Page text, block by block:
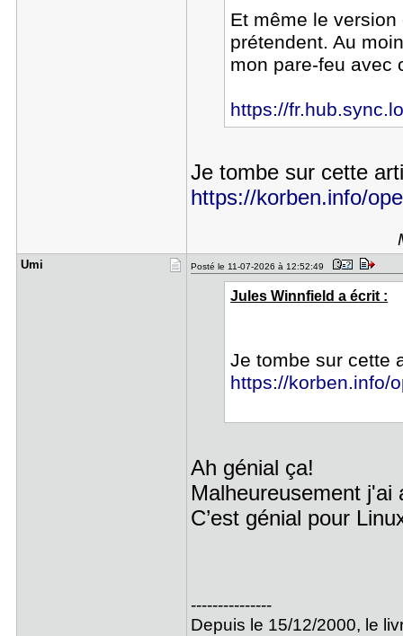
Et même le
prétendent. Au
mon pare-feu avec
https://
Je tombe sur cette
https://korben.info/
Umi Posté le 11-07-2026 à 12:52:49
Jules Winnfield a écrit :
Je tombe sur cette
https://korben.info/
Ah génial ça!
Malheureusement
C’est génial pour
---------------
Depuis le 15/12/2000, le